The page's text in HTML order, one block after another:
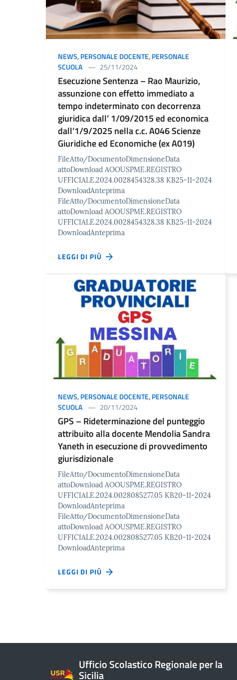
NEWS,PERSONALE DOCENTE,PERSONALE
SCUOLA
25/11/2024
Esecuzione Sentenza – Rao Maurizio,
assunzione con effetto immediato a
tempo indeterminato con decorrenza
giuridica dall’ 1/09/2015 ed economica
dall’1/9/2025 nella c.c. A046 Scienze
Giuridiche ed Economiche (ex A019)
FileAtto/DocumentoDimensioneData
attoDownload AOOUSPME.REGISTRO
UFFICIALE.2024.0028454328.38 KB25-11-2024
DownloadAnteprima
FileAtto/DocumentoDimensioneData
attoDownload AOOUSPME.REGISTRO
UFFICIALE.2024.0028454328.38 KB25-11-2024
DownloadAnteprima
LEGGI DI PIÙ
NEWS,PERSONALE DOCENTE,PERSONALE
SCUOLA
20/11/2024
GPS – Rideterminazione del punteggio
attribuito alla docente Mendolia Sandra
Yaneth in esecuzione di provvedimento
giurisdizionale
FileAtto/DocumentoDimensioneData
attoDownload AOOUSPME.REGISTRO
UFFICIALE.2024.0028085277.05 KB20-11-2024
DownloadAnteprima
FileAtto/DocumentoDimensioneData
attoDownload AOOUSPME.REGISTRO
UFFICIALE.2024.0028085277.05 KB20-11-2024
DownloadAnteprima
LEGGI DI PIÙ
Ufficio Scolastico Regionale per la
Sicilia